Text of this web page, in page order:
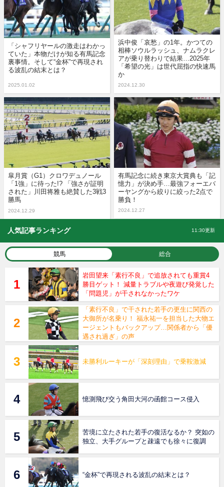
「シャフリヤールの激走はわかっ
ていた」本物だけが知る有馬記念
裏事情。そして“金杯”で再現され
る波乱の結末とは？
2025.01.02
浜中俊「哀愁」の1年。かつての
相棒ソウルラッシュ、ナムラクレ
アが乗り替わりで結果…2025年
「希望の光」は世代屈指の快速馬
か
2024.12.30
皐月賞（G1）クロワデュノール
「1強」に待った!? 「強さが証明
された」川田将雅も絶賛した3戦3
勝馬
2024.12.29
有馬記念に続き東京大賞典も「記
憶力」が決め手…最強フォーエバ
ーヤングから絞りに絞った2点で
勝負！
2024.12.27
人気記事ランキング 11:30更新
競馬 総合
岩田望来「素行不良」で追放されても重賞4
勝目ゲット！ 減量トラブルや夜遊び発覚した
「問題児」が干されなかったワケ
「素行不良」で干された若手の更生に関西の
大御所が名乗り！ 福永祐一を担当した大物エ
ージェントもバックアップ…関係者から「優
遇され過ぎ」の声
未勝利ルーキーが「深刻理由」で乗鞍激減
憶測飛び交う角田大河の函館コース侵入
苦境に立たされた若手の復活なるか？ 突如の
独立、大手グループと疎遠でも徐々に復調
“金杯”で再現される波乱の結末とは？